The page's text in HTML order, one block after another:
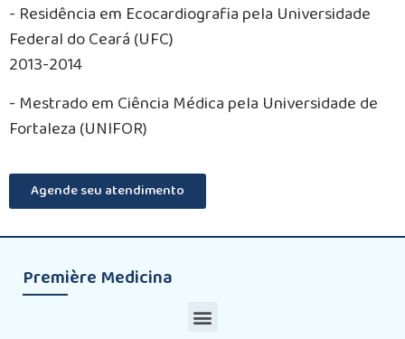
- Residência em Ecocardiografia pela Universidade
Federal do Ceará (UFC)
2013-2014
- Mestrado em Ciência Médica pela Universidade de
Fortaleza (UNIFOR)
Agende seu atendimento
Première Medicina